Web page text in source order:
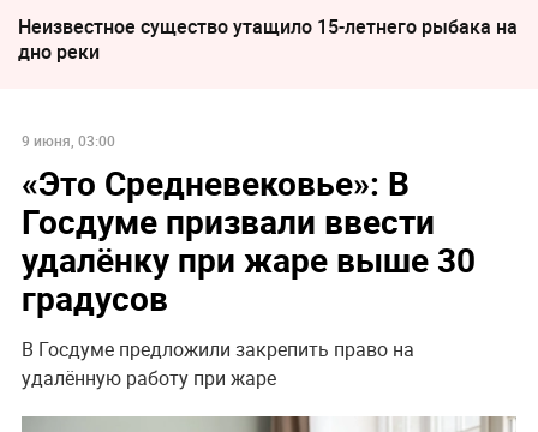
Неизвестное существо утащило 15-летнего рыбака на
дно реки
9 июня, 03:00
«Это Средневековье»: В
Госдуме призвали ввести
удалёнку при жаре выше 30
градусов
В Госдуме предложили закрепить право на
удалённую работу при жаре